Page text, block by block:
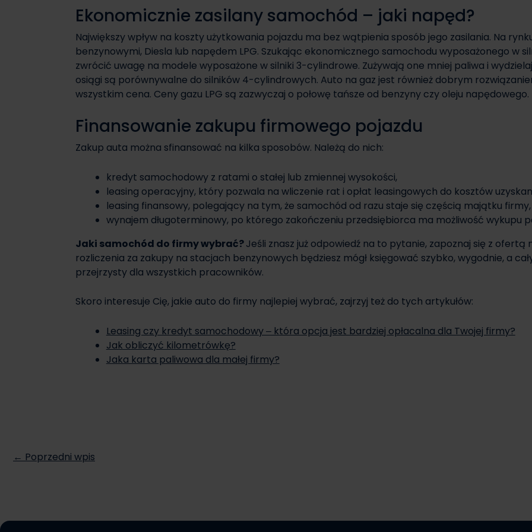
Ekonomicznie zasilany samochód – jaki napęd?
Największy wpływ na koszty użytkowania pojazdu ma bez wątpienia sposób jego zasilania. Na
benzynowymi, Diesla lub napędem LPG. Szukając ekonomicznego samochodu wyposażonego w
zwrócić uwagę na modele wyposażone w silniki 3-cylindrowe. Zużywają one mniej paliwa i
osiągi są porównywalne do silników 4-cylindrowych. Auto na gaz jest również dobrym
wszystkim cena. Ceny gazu LPG są zazwyczaj o połowę tańsze od benzyny czy oleju napędowego.
Finansowanie zakupu firmowego pojazdu
Zakup auta można sfinansować na kilka sposobów. Należą do nich:
kredyt samochodowy z ratami o stałej lub zmiennej wysokości,
leasing operacyjny, który pozwala na wliczenie rat i opłat leasingowych do kosztów
leasing finansowy, polegający na tym, że samochód od razu staje się częścią majątku firmy,
wynajem długoterminowy, po którego zakończeniu przedsiębiorca ma możliwość wykupu
Jaki samochód do firmy wybrać?Jeśli znasz już odpowiedź na to pytanie, zapoznaj się z
rozliczenia za zakupy na stacjach benzynowych będziesz mógł księgować szybko, wygodnie, a
przejrzysty dla wszystkich pracowników.
Skoro interesuje Cię, jakie auto do firmy najlepiej wybrać, zajrzyj też do tych artykułów:
Leasing czy kredyt samochodowy ‒ która opcja jest bardziej opłacalna dla Twojej firmy?
Jak obliczyć kilometrówkę?
Jaka karta paliwowa dla małej firmy?
← Poprzedni wpis